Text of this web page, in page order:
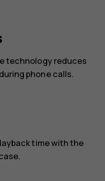
technology reduces
phone calls.
time with the